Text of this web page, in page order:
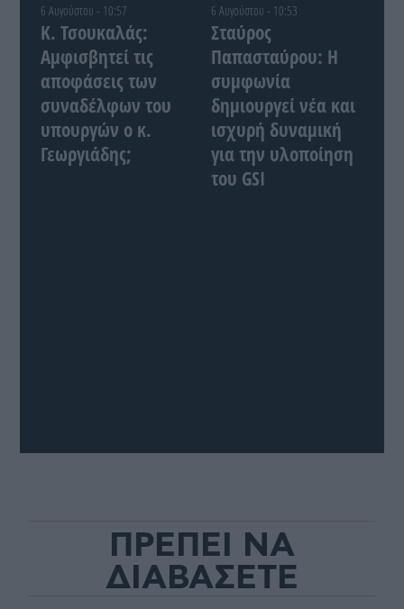
6 Αυγούστου - 10:57
Κ. Τσουκαλάς:
Αμφισβητεί τις
αποφάσεις των
συναδέλφων του
υπουργών ο κ.
Γεωργιάδης;
6 Αυγούστου - 10:53
Σταύρος
Παπασταύρου: Η
συμφωνία
δημιουργεί νέα και
ισχυρή δυναμική
για την υλοποίηση
του GSI
ΠΡΕΠΕΙ ΝΑ
ΔΙΑΒΑΣΕΤΕ